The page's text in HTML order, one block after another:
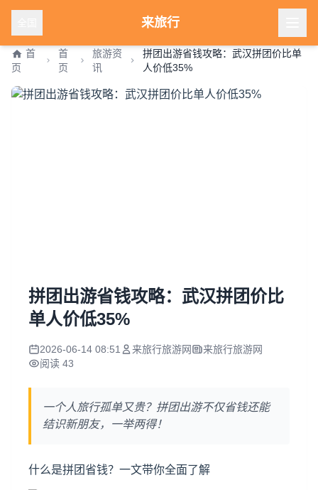
来旅行
首
页
首
页
旅游资
讯
拼团出游省钱攻略：武汉拼团价比单
人价低35%
拼团出游省钱攻略：武汉拼团价比
单人价低35%
2026-06-14 08:51 来旅行旅游网
来旅行旅游网
阅读 43
一个人旅行孤单又贵？拼团出游不仅省钱还能
结识新朋友，一举两得！
什么是拼团省钱？一文带你全面了解